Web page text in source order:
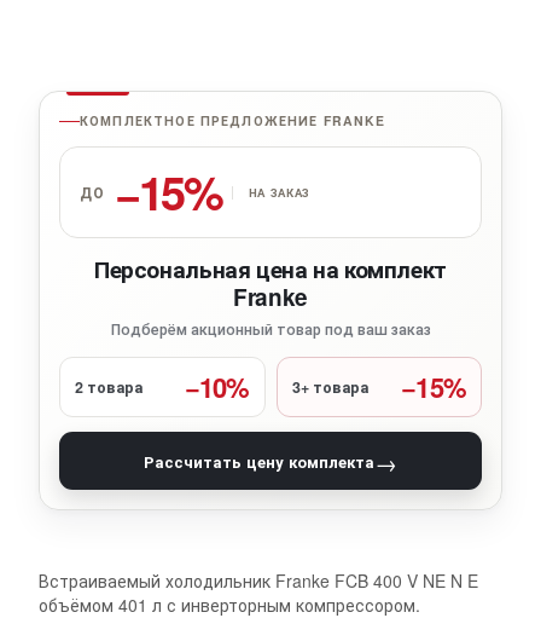
КОМПЛЕКТНОЕ ПРЕДЛОЖЕНИЕ FRANKE
ДО −15% НА ЗАКАЗ
Персональная цена на комплект
Franke
Подберём акционный товар под ваш заказ
2 товара −10% 3+ товара −15%
Рассчитать цену комплекта→
Встраиваемый холодильник Franke FCB 400 V NE N E
объёмом 401 л с инверторным компрессором.